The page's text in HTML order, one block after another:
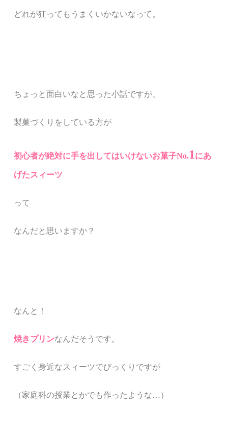
どれが狂ってもうまくいかないなって。
ちょっと面白いなと思った小話ですが、
製菓づくりをしている方が
初心者が絶対に手を出してはいけないお菓子No.1 にあ
げたスィーツ
って
なんだと思いますか？
なんと！
焼きプリンなんだそうです。
すごく身近なスィーツでびっくりですが
（家庭科の授業とかでも作ったような…）